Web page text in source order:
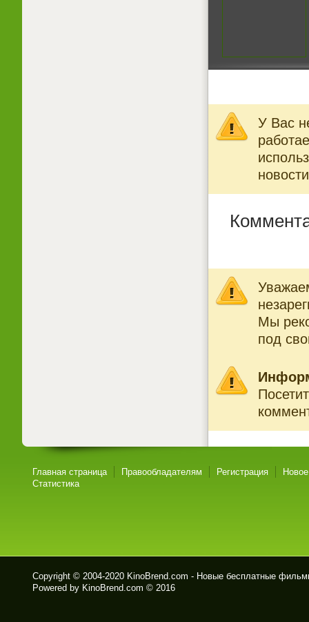
У Вас
Мы
под
Главная страница Правообладателям Регистрация
Статистика
Copyright © 2004-2020 KinoBrend.com - Новые бесплатные
Powered by KinoBrend.com © 2016